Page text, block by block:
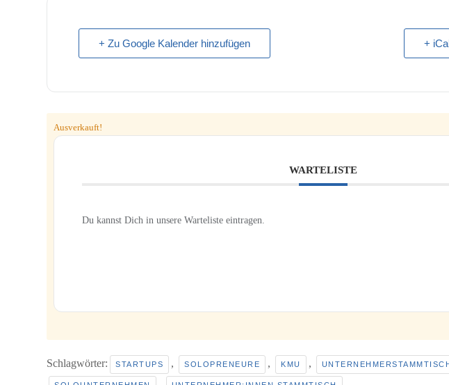
+ Zu Google Kalender hinzufügen +
Ausverkauft!
WARTELISTE
Du kannst Dich in unsere Warteliste eintragen.
Schlagwörter: STARTUPS , SOLOPRENEURE , KMU ,